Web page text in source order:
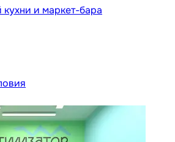
и маркет-бара